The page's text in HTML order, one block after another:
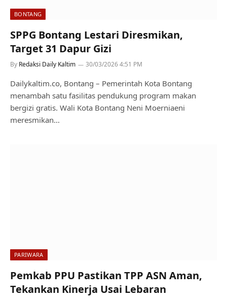
BONTANG
SPPG Bontang Lestari Diresmikan,
Target 31 Dapur Gizi
By Redaksi Daily Kaltim 30/03/2026 4:51 PM
Dailykaltim.co, Bontang – Pemerintah Kota Bontang
menambah satu fasilitas pendukung program makan
bergizi gratis. Wali Kota Bontang Neni Moerniaeni
meresmikan…
PARIWARA
Pemkab PPU Pastikan TPP ASN Aman,
Tekankan Kinerja Usai Lebaran